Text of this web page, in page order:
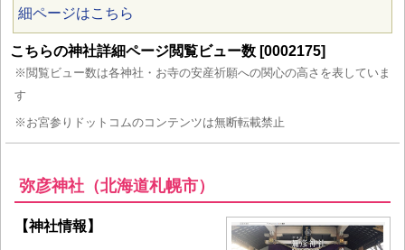
細ページはこちら
こちらの神社詳細ページ閲覧ビュー数 [0002175]
※閲覧ビュー数は各神社・お寺の安産祈願への関心の高さを表していま
す
※お宮参りドットコムのコンテンツは無断転載禁止
弥彦神社（北海道札幌市）
【神社情報】